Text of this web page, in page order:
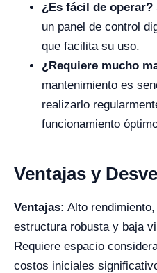
¿Es fácil de operar?
un panel de control
que facilita su uso.
¿Requiere mucho
mantenimiento es
realizarlo
funcionamiento
Ventajas y
Ventajas: Alto
estructura robusta y baja
Requiere espacio
costos iniciales